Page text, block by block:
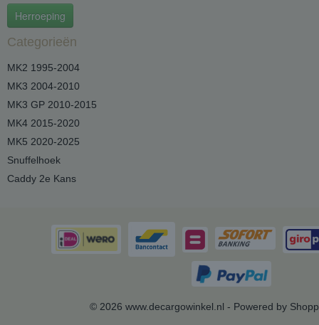
Herroeping
Categorieën
MK2 1995-2004
MK3 2004-2010
MK3 GP 2010-2015
MK4 2015-2020
MK5 2020-2025
Snuffelhoek
Caddy 2e Kans
© 2026 www.decargowinkel.nl - Powered by